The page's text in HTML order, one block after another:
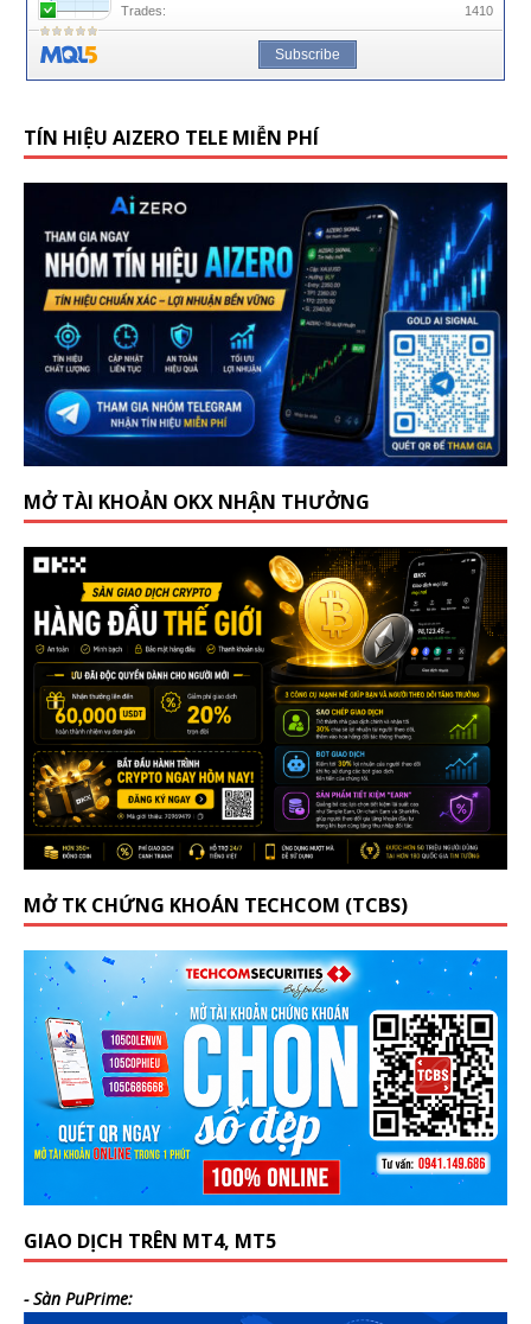
TÍN HIỆU AIZERO TELE MIỄN PHÍ
MỞ TÀI KHOẢN OKX NHẬN THƯỞNG
MỞ TK CHỨNG KHOÁN TECHCOM (TCBS)
GIAO DỊCH TRÊN MT4, MT5
- Sàn PuPrime: